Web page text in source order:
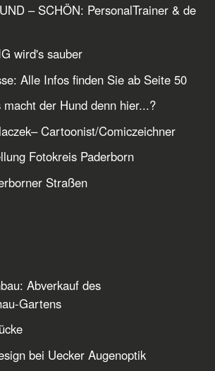
– SCHÖN: PersonalTrainer & de
wird's sauber
Alle Infos finden Sie ab Seite 50
der Hund denn hier...?
Cartoonist/Comiczeichner
Fotokreis Paderborn
Straßen
Abverkauf des
Gartens
bei Uecker Augenoptik